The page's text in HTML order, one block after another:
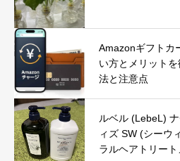
Amazonギフトカ
い方とメリット
法と注意点
ルベル (LebeL)
ィズ SW (シーウ
ラルヘアトリート